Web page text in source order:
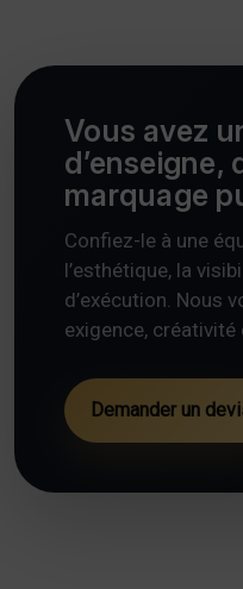
Vous avez
d’enseigne,
marquage
Confiez-le à une
l’esthétique, la
d’exécution. Nous
exigence, créativité
Demander un